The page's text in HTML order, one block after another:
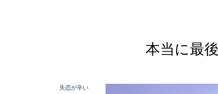
本当に最
失恋が辛い